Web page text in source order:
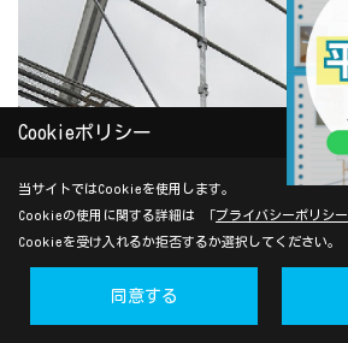
Cookieポリシー
当サイトではCookieを使用します。
Cookieの使用に関する詳細は 「プライバシーポリシー
Cookieを受け入れるか拒否するか選択してください。
同意する